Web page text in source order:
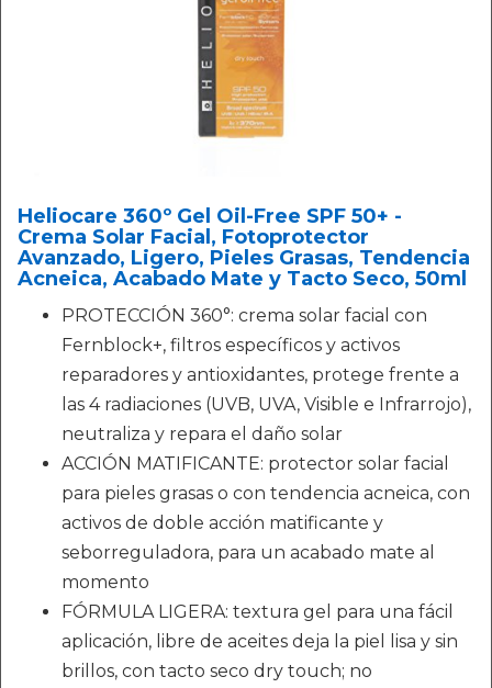
Heliocare 360º Gel Oil-Free SPF 50+ -
Crema Solar Facial, Fotoprotector
Avanzado, Ligero, Pieles Grasas, Tendencia
Acneica, Acabado Mate y Tacto Seco, 50ml
PROTECCIÓN 360°: crema solar facial con
Fernblock+, filtros específicos y activos
reparadores y antioxidantes, protege frente a
las 4 radiaciones (UVB, UVA, Visible e Infrarrojo),
neutraliza y repara el daño solar
ACCIÓN MATIFICANTE: protector solar facial
para pieles grasas o con tendencia acneica, con
activos de doble acción matificante y
seborreguladora, para un acabado mate al
momento
FÓRMULA LIGERA: textura gel para una fácil
aplicación, libre de aceites deja la piel lisa y sin
brillos, con tacto seco dry touch; no